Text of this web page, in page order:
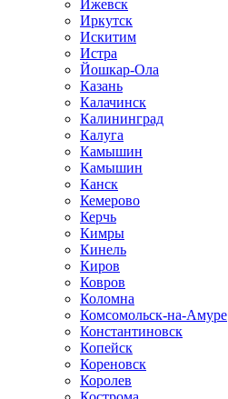
Ижевск
Иркутск
Искитим
Истра
Йошкар-Ола
Казань
Калачинск
Калининград
Калуга
Камышин
Камышин
Канск
Кемерово
Керчь
Кимры
Кинель
Киров
Ковров
Коломна
Комсомольск-на-Амуре
Константиновск
Копейск
Кореновск
Королев